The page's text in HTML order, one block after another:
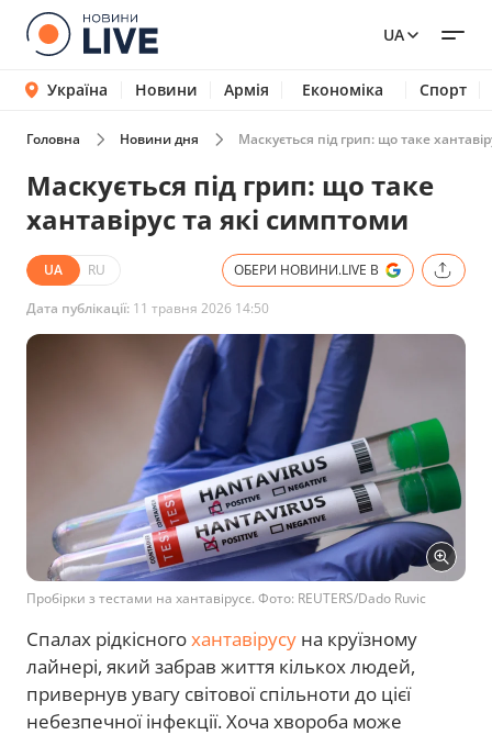
UA
Україна Новини Армія Економіка Спорт
Головна Новини дня Маскується під грип: що таке
Маскується під грип: що таке
хантавірус та які симптоми
UA RU ОБЕРИ НОВИНИ.LIVE В
Дата публікації: 11 травня 2026 14:50
Пробірки з тестами на хантавірусє. Фото: REUTERS/Dado Ruvic
Спалах рідкісногохантавірусу на круїзному
лайнері, який забрав життя кількох людей,
привернув увагу світової спільноти до цієї
небезпечної інфекції. Хоча хвороба може